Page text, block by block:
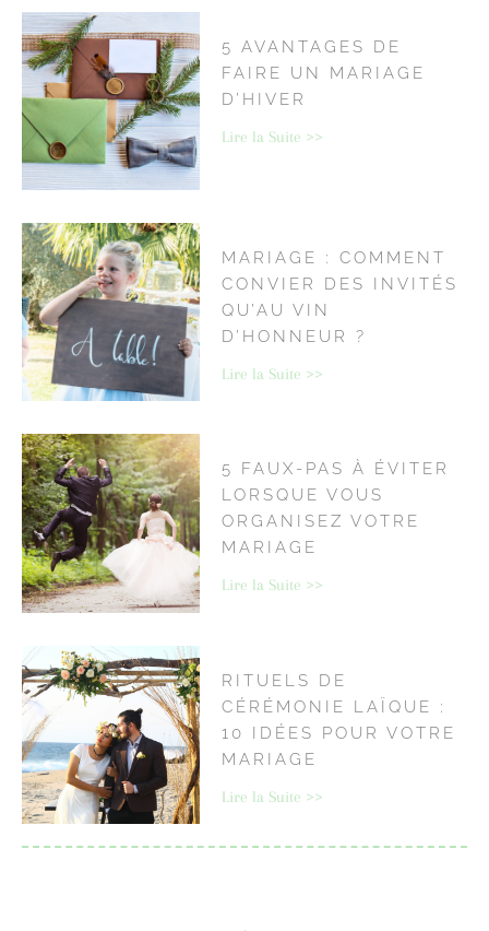
5 AVANTAGES DE
FAIRE UN MARIAGE
D’HIVER
Lire la Suite >>
MARIAGE : COMMENT
CONVIER DES INVITÉS
QU’AU VIN
D’HONNEUR ?
Lire la Suite >>
5 FAUX-PAS À ÉVITER
LORSQUE VOUS
ORGANISEZ VOTRE
MARIAGE
Lire la Suite >>
RITUELS DE
CÉRÉMONIE LAÏQUE :
10 IDÉES POUR VOTRE
MARIAGE
Lire la Suite >>